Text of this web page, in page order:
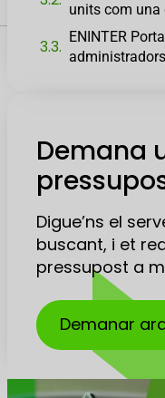
units com
ENINTER
administradors
Demana
Digue’ns el
buscant, i et
pressupost a
Demanar